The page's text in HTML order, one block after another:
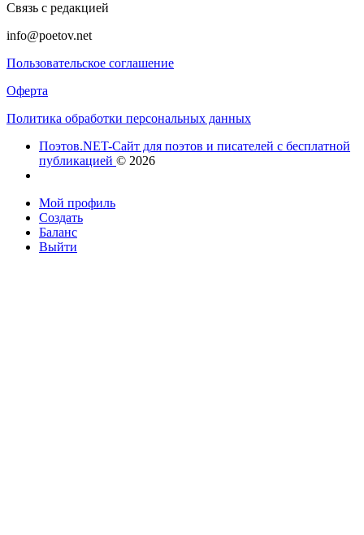
Связь с редакцией
info@poetov.net
Пользовательское соглашение
Оферта
Политика обработки персональных данных
Поэтов.NET-Сайт для поэтов и писателей с бесплатной
публикацией © 2026
Мой профиль
Создать
Баланс
Выйти